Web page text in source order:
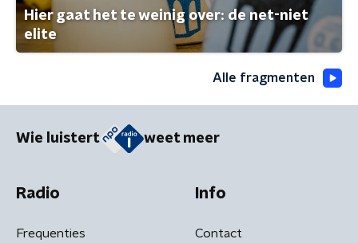
Hier gaat het te weinig over: de net-niet
elite
Alle fragmenten
Wie luistert weet meer
Radio
Frequenties
Info
Contact